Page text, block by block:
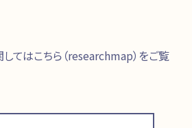
てはこちら（researchmap）をご覧